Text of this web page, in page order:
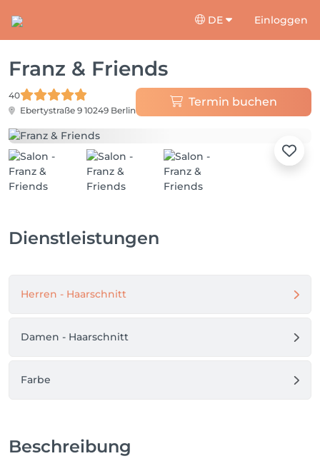
DE Einloggen
Franz & Friends
40
Ebertystraße 9 10249 Berlin
Termin buchen
Dienstleistungen
Herren - Haarschnitt
Damen - Haarschnitt
Farbe
Beschreibung